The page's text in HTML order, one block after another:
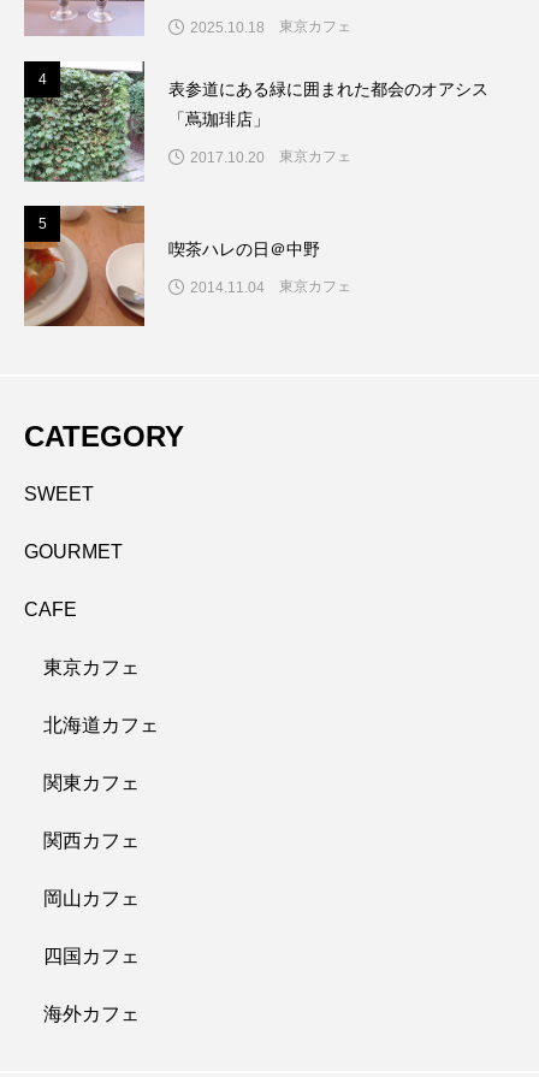
2025.10.18 東京カフェ
4
表参道にある緑に囲まれた都会のオアシス
「蔦珈琲店」
2017.10.20 東京カフェ
5
喫茶ハレの日＠中野
2014.11.04 東京カフェ
CATEGORY
SWEET
GOURMET
CAFE
東京カフェ
北海道カフェ
関東カフェ
関西カフェ
岡山カフェ
四国カフェ
海外カフェ